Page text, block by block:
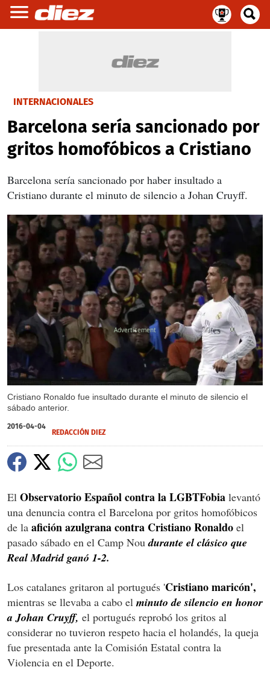
INTERNACIONALES
Barcelona sería sancionado por
gritos homofóbicos a Cristiano
Barcelona sería sancionado por haber insultado a
Cristiano durante el minuto de silencio a Johan Cruyff.
Cristiano Ronaldo fue insultado durante el minuto de silencio el
sábado anterior.
X
2016-04-04
REDACCIÓN DIEZ
El Observatorio Español contra la LGBTFobia levantó
una denuncia contra el Barcelona por gritos homofóbicos
de la afición azulgrana contra Cristiano Ronaldo el
pasado sábado en el Camp Noudurante el clásico que
Real Madrid ganó 1-2.
Los catalanes gritaron al portugués 'Cristiano maricón',
mientras se llevaba a cabo el minuto de silencio en honor
a Johan Cruyff, el portugués reprobó los gritos al
considerar no tuvieron respeto hacia el holandés, la queja
fue presentada ante la Comisión Estatal contra la
Violencia en el Deporte.